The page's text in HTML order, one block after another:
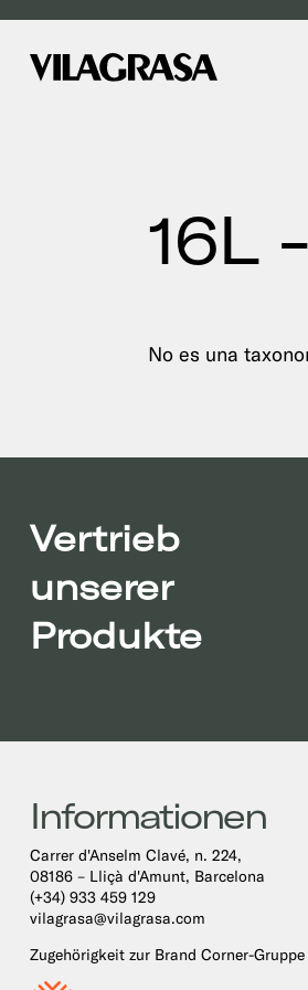
16L
No es una
Vertrieb
unserer
Produkte
Informationen
Carrer d'Anselm Clavé, n. 224,
08186 – Lliçà d'Amunt, Barcelona
(+34) 933 459 129
vilagrasa@vilagrasa.com
Zugehörigkeit zur Brand Corner-Gruppe